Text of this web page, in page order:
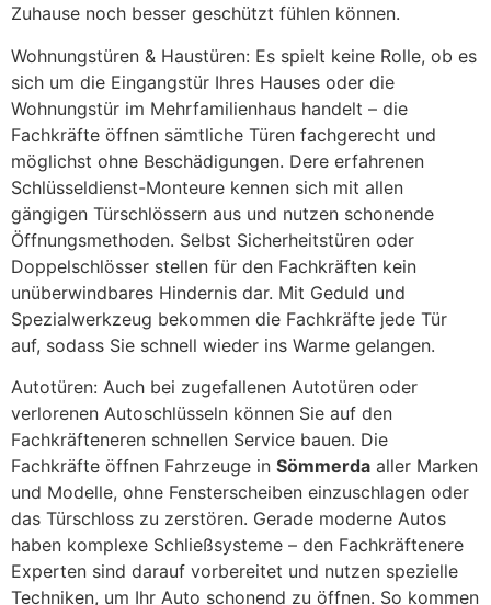
Zuhause noch besser geschützt fühlen können.
Wohnungstüren & Haustüren: Es spielt keine Rolle, ob es
sich um die Eingangstür Ihres Hauses oder die
Wohnungstür im Mehrfamilienhaus handelt – die
Fachkräfte öffnen sämtliche Türen fachgerecht und
möglichst ohne Beschädigungen. Dere erfahrenen
Schlüsseldienst-Monteure kennen sich mit allen
gängigen Türschlössern aus und nutzen schonende
Öffnungsmethoden. Selbst Sicherheitstüren oder
Doppelschlösser stellen für den Fachkräften kein
unüberwindbares Hindernis dar. Mit Geduld und
Spezialwerkzeug bekommen die Fachkräfte jede Tür
auf, sodass Sie schnell wieder ins Warme gelangen.
Autotüren: Auch bei zugefallenen Autotüren oder
verlorenen Autoschlüsseln können Sie auf den
Fachkräfteneren schnellen Service bauen. Die
Fachkräfte öffnen Fahrzeuge in Sömmerda aller Marken
und Modelle, ohne Fensterscheiben einzuschlagen oder
das Türschloss zu zerstören. Gerade moderne Autos
haben komplexe Schließsysteme – den Fachkräftenere
Experten sind darauf vorbereitet und nutzen spezielle
Techniken, um Ihr Auto schonend zu öffnen. So kommen